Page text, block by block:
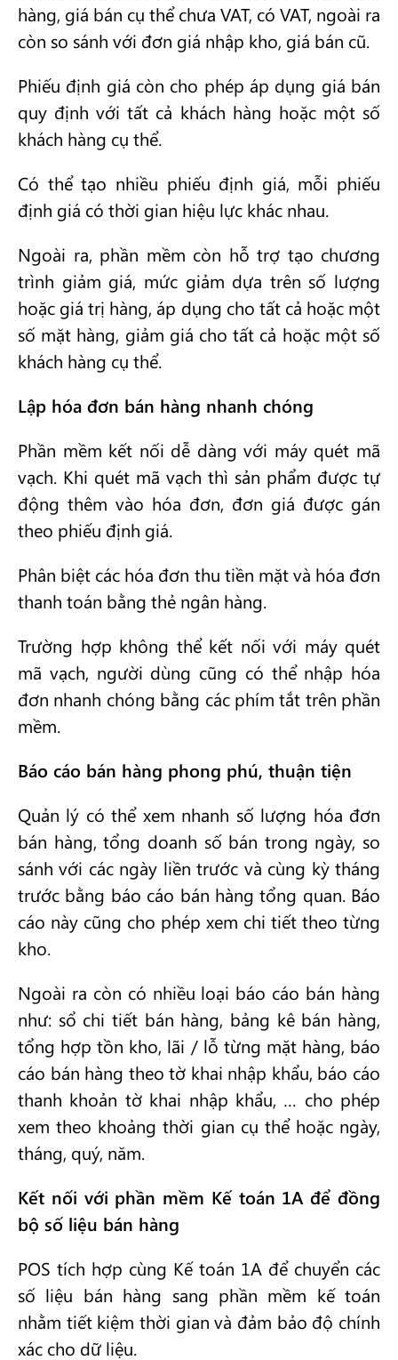
hàng, giá bán cụ thể chưa VAT, có VAT, ngoài ra
còn so sánh với đơn giá nhập kho, giá bán cũ.
Phiếu định giá còn cho phép áp dụng giá bán
quy định với tất cả khách hàng hoặc một số
khách hàng cụ thể.
Có thể tạo nhiều phiếu định giá, mỗi phiếu
định giá có thời gian hiệu lực khác nhau.
Ngoài ra, phần mềm còn hỗ trợ tạo chương
trình giảm giá, mức giảm dựa trên số lượng
hoặc giá trị hàng, áp dụng cho tất cả hoặc một
số mặt hàng, giảm giá cho tất cả hoặc một số
khách hàng cụ thể.
Lập hóa đơn bán hàng nhanh chóng
Phần mềm kết nối dễ dàng với máy quét mã
vạch. Khi quét mã vạch thì sản phẩm được tự
động thêm vào hóa đơn, đơn giá được gán
theo phiếu định giá.
Phân biệt các hóa đơn thu tiền mặt và hóa đơn
thanh toán bằng thẻ ngân hàng.
Trường hợp không thể kết nối với máy quét
mã vạch, người dùng cũng có thể nhập hóa
đơn nhanh chóng bằng các phím tắt trên phần
mềm.
Báo cáo bán hàng phong phú, thuận tiện
Quản lý có thể xem nhanh số lượng hóa đơn
bán hàng, tổng doanh số bán trong ngày, so
sánh với các ngày liền trước và cùng kỳ tháng
trước bằng báo cáo bán hàng tổng quan. Báo
cáo này cũng cho phép xem chi tiết theo từng
kho.
Ngoài ra còn có nhiều loại báo cáo bán hàng
như: sổ chi tiết bán hàng, bảng kê bán hàng,
tổng hợp tồn kho, lãi / lỗ từng mặt hàng, báo
cáo bán hàng theo tờ khai nhập khẩu, báo cáo
thanh khoản tờ khai nhập khẩu, … cho phép
xem theo khoảng thời gian cụ thể hoặc ngày,
tháng, quý, năm.
Kết nối với phần mềm Kế toán 1A để đồng
bộ số liệu bán hàng
POS tích hợp cùng Kế toán 1A để chuyển các
số liệu bán hàng sang phần mềm kế toán
nhằm tiết kiệm thời gian và đảm bảo độ chính
xác cho dữ liệu.